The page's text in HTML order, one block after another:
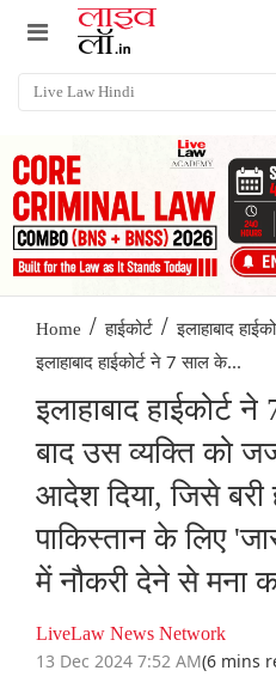
Home / हाईकोर्ट / इलाहाबाद
इलाहाबाद हाईकोर्ट ने 7 साल के...
इलाहाबाद हाईकोर्ट
बाद उस व्यक्ति को
आदेश दिया, जिसे
पाकिस्तान के लिए
में नौकरी देने से मना
LiveLaw News Network
13 Dec 2024 7:52 AM(6 mins